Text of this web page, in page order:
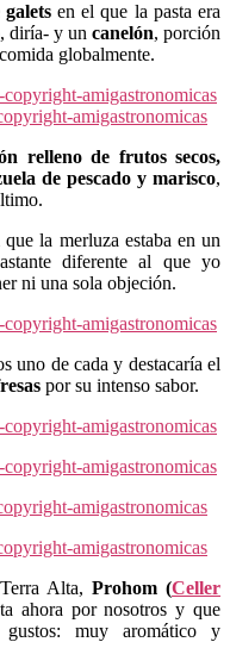
galetsen el que la pasta era
diría- y un canelón, porción
globalmente.
relleno de frutos secos,
de pescado y marisco,
la merluza estaba en un
diferente al que yo
ni una sola objeción.
uno de cada y destacaría el
por su intenso sabor.
Alta, Prohom (Celler
ahora por nosotros y que
gustos: muy aromático y